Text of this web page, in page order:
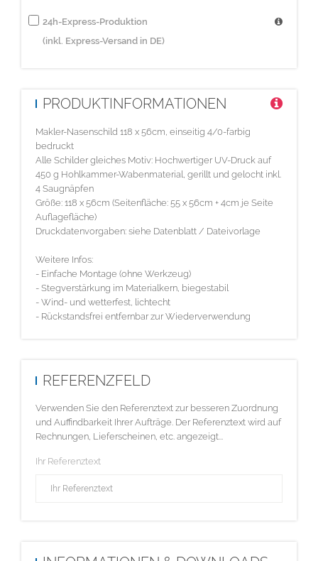
24h-Express-Produktion
(inkl. Express-Versand in DE)
PRODUKTINFORMATIONEN
Makler-Nasenschild 118 x 56cm, einseitig 4/0-farbig
bedruckt
Alle Schilder gleiches Motiv: Hochwertiger UV-Druck auf
450 g Hohlkammer-Wabenmaterial, gerillt und gelocht inkl.
4 Saugnäpfen
Größe: 118 x 56cm (Seitenfläche: 55 x 56cm + 4cm je Seite
Auflagefläche)
Druckdatenvorgaben: siehe Datenblatt / Dateivorlage
Weitere Infos:
- Einfache Montage (ohne Werkzeug)
- Stegverstärkung im Materialkern, biegestabil
- Wind- und wetterfest, lichtecht
- Rückstandsfrei entfernbar zur Wiederverwendung
REFERENZFELD
Verwenden Sie den Referenztext zur besseren Zuordnung
und Auffindbarkeit Ihrer Aufträge. Der Referenztext wird auf
Rechnungen, Lieferscheinen, etc. angezeigt...
Ihr Referenztext